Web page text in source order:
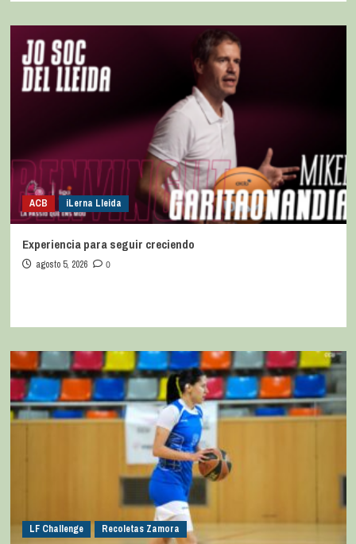
ACB iLerna Lleida
Experiencia para seguir creciendo
agosto 5, 2026 0
LF Challenge Recoletas Zamora